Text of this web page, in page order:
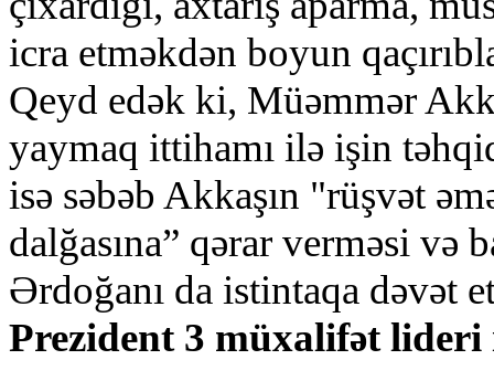
icra etməkdən boyun
Qeyd edək ki, Müəmmər
yaymaq ittihamı ilə işin
isə səbəb Akkaşın "rüşvət
dalğasına” qərar verməsi
Ərdoğanı da istintaqa dəvət
Prezident 3 müxalifət lideri